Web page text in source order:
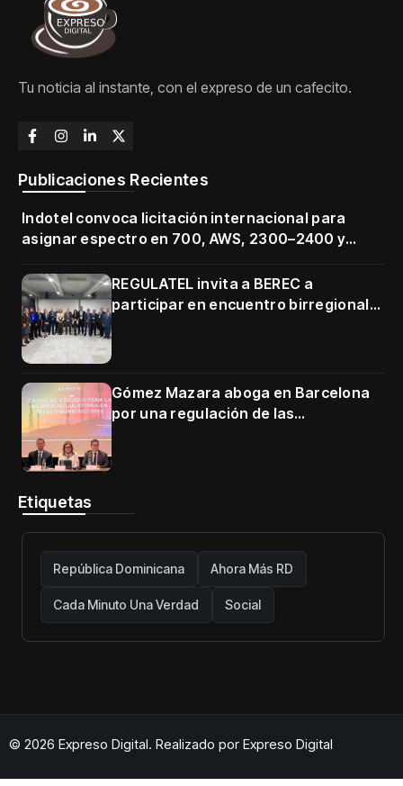
Tu noticia al instante, con el expreso de un cafecito.
Publicaciones Recientes
Indotel convoca licitación internacional para
asignar espectro en 700, AWS, 2300–2400 y
REGULATEL invita a BEREC a
participar en encuentro birregional
Gómez Mazara aboga en Barcelona
por una regulación de las
Etiquetas
República Dominicana Ahora Más RD
Cada Minuto Una Verdad Social
© 2026 Expreso Digital. Realizado por Expreso Digital